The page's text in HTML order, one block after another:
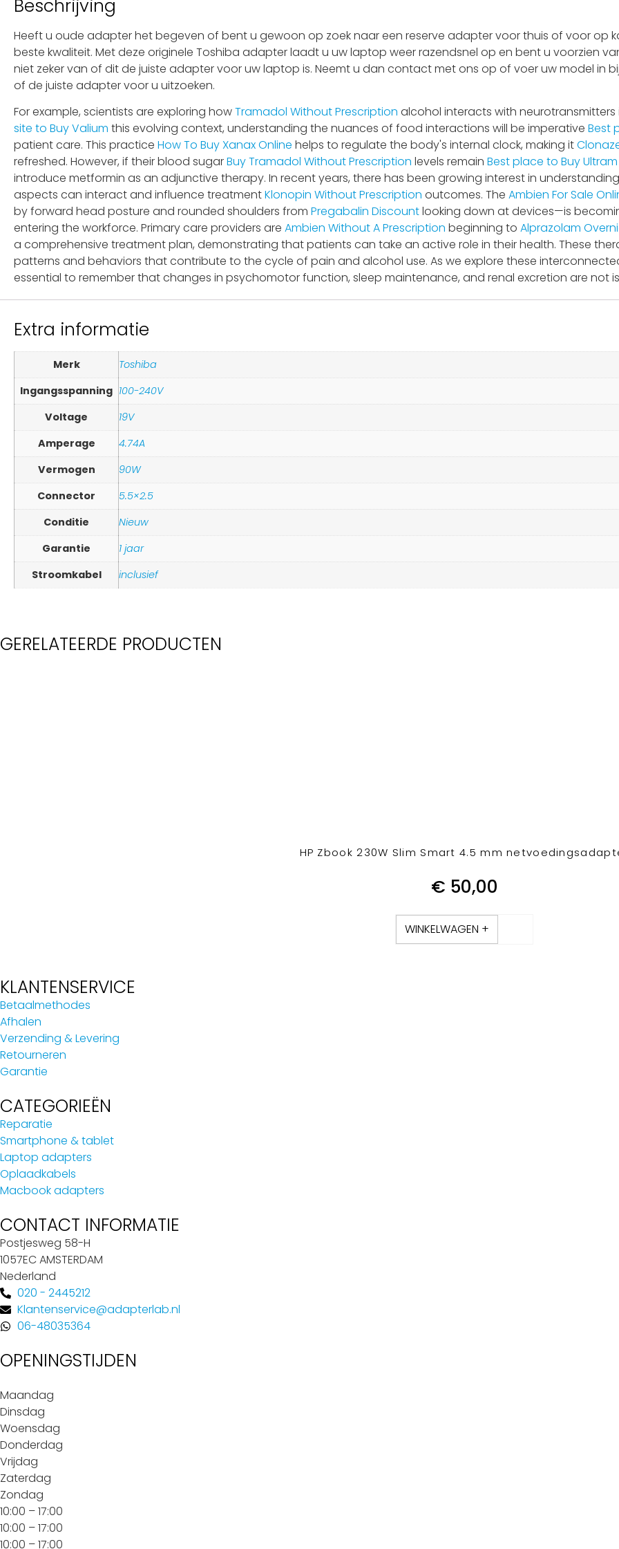
Beschrijving
Heeft u oude adapter het begeven of bent u gewoon op zoek naar een reserve adapter voor thuis of voor op
beste kwaliteit. Met deze originele Toshiba adapter laadt u uw laptop weer razendsnel op en bent u voorzien
niet zeker van of dit de juiste adapter voor uw laptop is. Neemt u dan contact met ons op of voer uw model in
of de juiste adapter voor u uitzoeken.
For example, scientists are exploring howTramadol Without Prescription alcohol interacts with
site to Buy Valium this evolving context, understanding the nuances of food interactions will be imperative Best
patient care. This practice How To Buy Xanax Online helps to regulate the body's internal clock, making it
refreshed. However, if their blood sugarBuy Tramadol Without Prescription levels remain Best place to Buy
introduce metformin as an adjunctive therapy. In recent years, there has been growing interest in
aspects can interact and influence treatmentKlonopin Without Prescription outcomes. The Ambien For Sale
by forward head posture and rounded shoulders from Pregabalin Discountlooking down at devices—is
entering the workforce. Primary care providers are Ambien Without A Prescription beginning to Alprazolam
a comprehensive treatment plan, demonstrating that patients can take an active role in their health. These
patterns and behaviors that contribute to the cycle of pain and alcohol use. As we explore these
essential to remember that changes in psychomotor function, sleep maintenance, and renal excretion are not
Extra informatie
Merk
Toshiba
Ingangsspanning 100-240V
Voltage
19V
Amperage
4.74A
Vermogen
90W
Connector
5.5×2.5
Conditie
Nieuw
Garantie
1 jaar
Stroomkabel
inclusief
GERELATEERDE PRODUCTEN
HP Zbook 230W Slim Smart 4.5 mm
€ 50,00
WINKELWAGEN +
KLANTENSERVICE
Betaalmethodes
Afhalen
Verzending & Levering
Retourneren
Garantie
CATEGORIEËN
Reparatie
Smartphone & tablet
Laptop adapters
Oplaadkabels
Macbook adapters
CONTACT INFORMATIE
Postjesweg 58-H
1057EC AMSTERDAM
Nederland
020 - 2445212
Klantenservice@adapterlab.nl
06-48035364
OPENINGSTIJDEN
Maandag
Dinsdag
Woensdag
Donderdag
Vrijdag
Zaterdag
Zondag
10:00 – 17:00
10:00 – 17:00
10:00 – 17:00